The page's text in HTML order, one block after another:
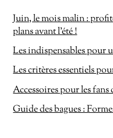
Juin, le mois malin :
plans avant l’été !
Les indispensables pour
Les critères essentiels
Accessoires pour les fans
Guide des bagues :